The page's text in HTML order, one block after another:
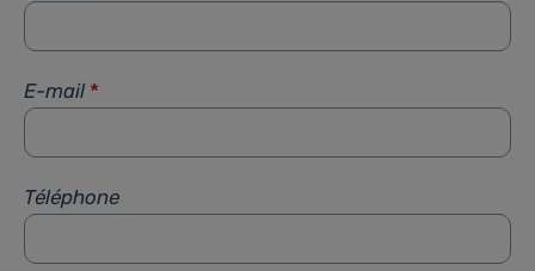
E-mail *
Téléphone